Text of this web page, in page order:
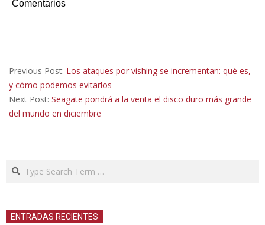
Comentarios
09-
25
Previous Post: Los ataques por vishing se incrementan: qué es,
y cómo podemos evitarlos
Next Post: Seagate pondrá a la venta el disco duro más grande
del mundo en diciembre
Search
ENTRADAS RECIENTES